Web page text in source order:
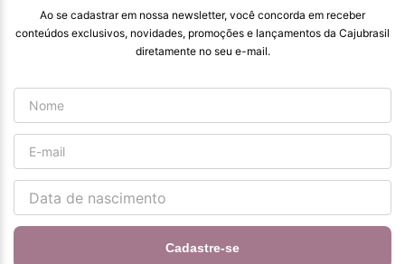
#
pormaiscampanhaspromorcionais.
Ao se cadastrar em nossa newsletter, você concorda em receber
conteúdos exclusivos, novidades, promoções e lançamentos da Cajubrasil
diretamente no seu e-mail.
Cadastre-se